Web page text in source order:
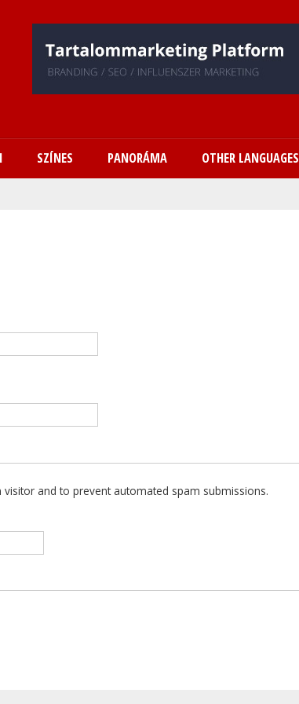
tartalomra
SZÍNES PANORÁMA OTHER LANGUAGES
and to prevent automated spam submissions.